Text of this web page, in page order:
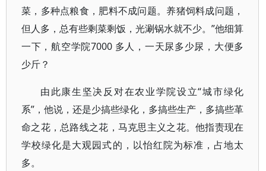
菜，多种点粮食，肥料不成问题。养猪饲料成问题，
但人多，总有些剩菜剩饭，光涮锅水就不少。”他细算
一下，航空学院7000 多人，一天尿多少尿，大便多
少斤？
由此康生坚决反对在农业学院设立“城市绿化
系”，他说，还是少搞些绿化，多搞些生产，多搞些革
命之花，总路线之花，马克思主义之花。他指责现在
学校绿化是大观园式的，以怡红院为标准，占地太
多。